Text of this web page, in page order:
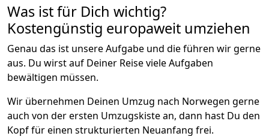
Was ist für Dich wichtig?
Kostengünstig europaweit umziehen
Genau das ist unsere Aufgabe und die führen wir gerne
aus. Du wirst auf Deiner Reise viele Aufgaben
bewältigen müssen.
Wir übernehmen Deinen Umzug nach Norwegen gerne
auch von der ersten Umzugskiste an, dann hast Du den
Kopf für einen strukturierten Neuanfang frei.